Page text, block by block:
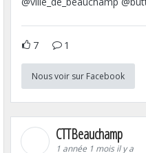
7 1
Nous voir sur Facebook
CTTBeauchamp
1 année 1 mois il y a